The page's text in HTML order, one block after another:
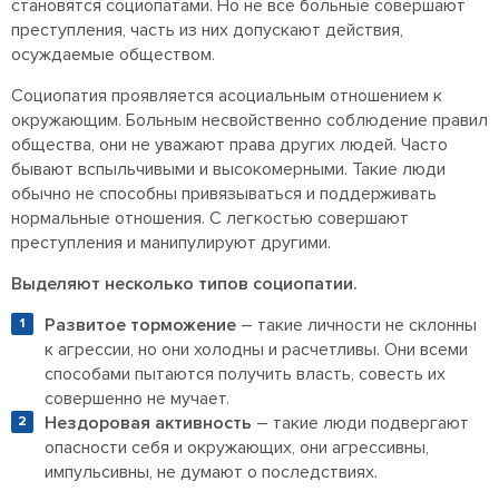
становятся социопатами. Но не все больные совершают
преступления, часть из них допускают действия,
осуждаемые обществом.
Социопатия проявляется асоциальным отношением к
окружающим. Больным несвойственно соблюдение правил
общества, они не уважают права других людей. Часто
бывают вспыльчивыми и высокомерными. Такие люди
обычно не способны привязываться и поддерживать
нормальные отношения. С легкостью совершают
преступления и манипулируют другими.
Выделяют несколько типов социопатии.
Развитое торможение – такие личности не склонны
к агрессии, но они холодны и расчетливы. Они всеми
способами пытаются получить власть, совесть их
совершенно не мучает.
Нездоровая активность – такие люди подвергают
опасности себя и окружающих, они агрессивны,
импульсивны, не думают о последствиях.